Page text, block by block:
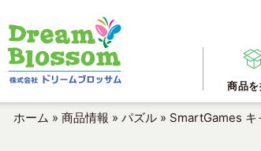
商品を
ホーム » 商品情報 » パズル » SmartGames キ